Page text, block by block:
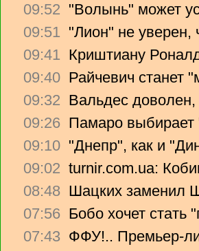
09:52 "Волынь" может
09:51 "Лион" не уверен,
09:41 Криштиану
09:40 Райчевич станет
09:32 Вальдес
09:26 Памаро выбирает
09:10 "Днепр", как и
09:02 turnir.com.ua:
08:48 Шацких заменил
07:56 Бобо хочет стать
07:43 ФФУ!.. Премьер-